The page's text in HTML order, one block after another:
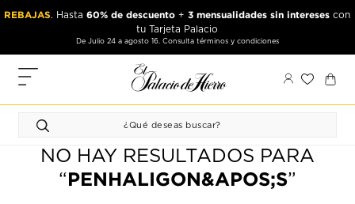
al
principal
al
de
pie
REBAJAS. Hasta60% de descuento +3 mensualidades sin intereses con
tu Tarjeta Palacio
De Julio 24 a agosto 16. Consulta términos y condiciones
MIS
FAVORITOS
PERFILNO HAY RESULTADOS PARA
“PENHALIGON&APOS;S”